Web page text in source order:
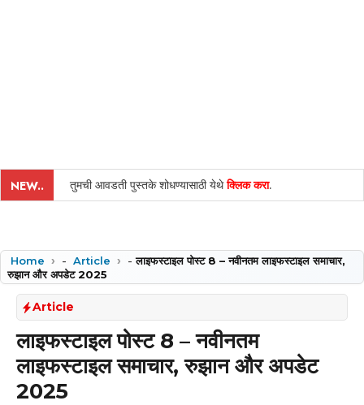
NEW.. तुमची आवडती पुस्तके शोधण्यासाठी येथेक्लिक करा.
Home - Article -लाइफस्टाइल पोस्ट 8 – नवीनतम लाइफस्टाइल समाचार,
रुझान और अपडेट 2025
Article
लाइफस्टाइल पोस्ट 8 – नवीनतम
लाइफस्टाइल समाचार, रुझान और अपडेट
2025